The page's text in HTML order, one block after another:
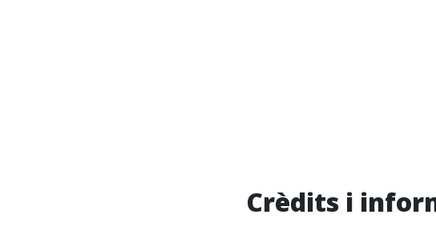
Crèdits i